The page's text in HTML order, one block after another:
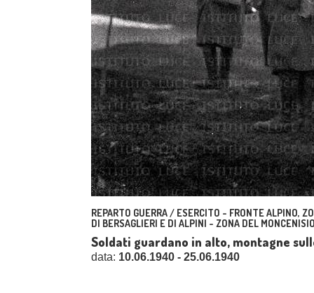
REPARTO GUERRA / ESERCITO - FRONTE ALPINO,
DI BERSAGLIERI E DI ALPINI - ZONA DEL
Soldati guardano in alto, montagne
data: 10.06.1940 - 25.06.1940